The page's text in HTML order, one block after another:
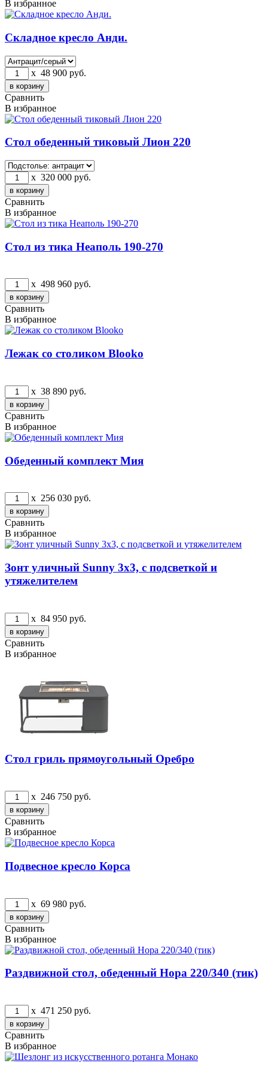
В избранное
Складное кресло Анди.
x 48 900 руб.
Сравнить
В избранное
Стол обеденный тиковый Лион 220
x 320 000 руб.
Сравнить
В избранное
Стол из тика Неаполь 190-270
x 498 960 руб.
Сравнить
В избранное
Лежак со столиком Blooko
x 38 890 руб.
Сравнить
В избранное
Обеденный комплект Мия
x 256 030 руб.
Сравнить
В избранное
Зонт уличный Sunny 3х3, с подсветкой и
утяжелителем
x 84 950 руб.
Сравнить
В избранное
Стол гриль прямоугольный Оребро
x 246 750 руб.
Сравнить
В избранное
Подвесное кресло Корса
x 69 980 руб.
Сравнить
В избранное
Раздвижной стол, обеденный Нора 220/340 (тик)
x 471 250 руб.
Сравнить
В избранное